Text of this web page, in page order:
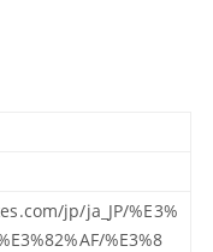
jp/ja_JP/%E3%
%E3%8